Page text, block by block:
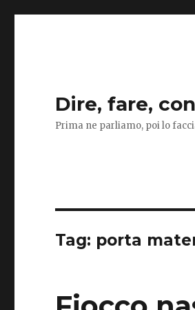
Dire, fare,
Prima ne parliamo, poi lo
Tag: porta